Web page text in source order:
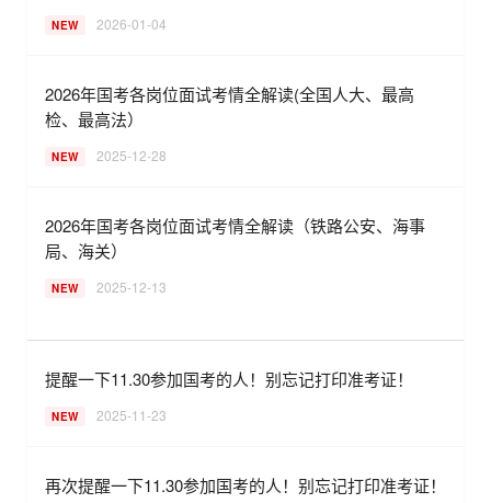
NEW 2026-01-04
2026年国考各岗位面试考情全解读(全国人大、最高
检、最高法）
NEW 2025-12-28
2026年国考各岗位面试考情全解读（铁路公安、海事
局、海关）
NEW 2025-12-13
提醒一下11.30参加国考的人！别忘记打印准考证！
NEW 2025-11-23
再次提醒一下11.30参加国考的人！别忘记打印准考证！